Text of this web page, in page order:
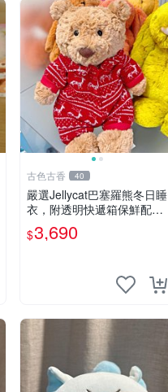
古色古香 40
嚴選Jellycat巴塞羅熊冬日睡
衣，附透明快遞箱保鮮配
送，童趣可愛可收藏 巴塞羅
熊 睡衣 透明袋
$3,690